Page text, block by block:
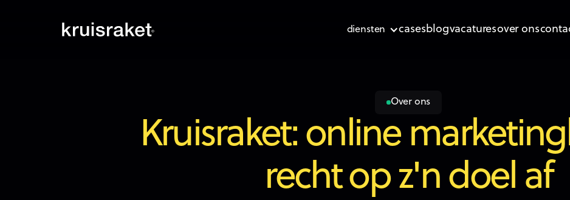
diensten casesblogvacaturesover ons
Over ons
Kruisraket: online
recht op z'n doel af